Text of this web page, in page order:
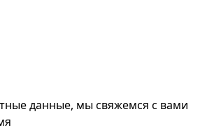
данные, мы свяжемся с вами